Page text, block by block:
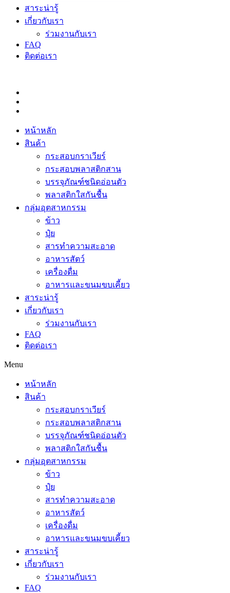
สาระน่ารู้
เกี่ยวกับเรา
ร่วมงานกับเรา
FAQ
ติดต่อเรา
หน้าหลัก
สินค้า
กระสอบกราเวียร์
กระสอบพลาสติกสาน
บรรจุภัณฑ์ชนิดอ่อนตัว
พลาสติกใสกันชื้น
กลุ่มอุตสาหกรรม
ข้าว
ปุ๋ย
สารทำความสะอาด
อาหารสัตว์
เครื่องดื่ม
อาหารและขนมขบเคี้ยว
สาระน่ารู้
เกี่ยวกับเรา
ร่วมงานกับเรา
FAQ
ติดต่อเรา
Menu
หน้าหลัก
สินค้า
กระสอบกราเวียร์
กระสอบพลาสติกสาน
บรรจุภัณฑ์ชนิดอ่อนตัว
พลาสติกใสกันชื้น
กลุ่มอุตสาหกรรม
ข้าว
ปุ๋ย
สารทำความสะอาด
อาหารสัตว์
เครื่องดื่ม
อาหารและขนมขบเคี้ยว
สาระน่ารู้
เกี่ยวกับเรา
ร่วมงานกับเรา
FAQ